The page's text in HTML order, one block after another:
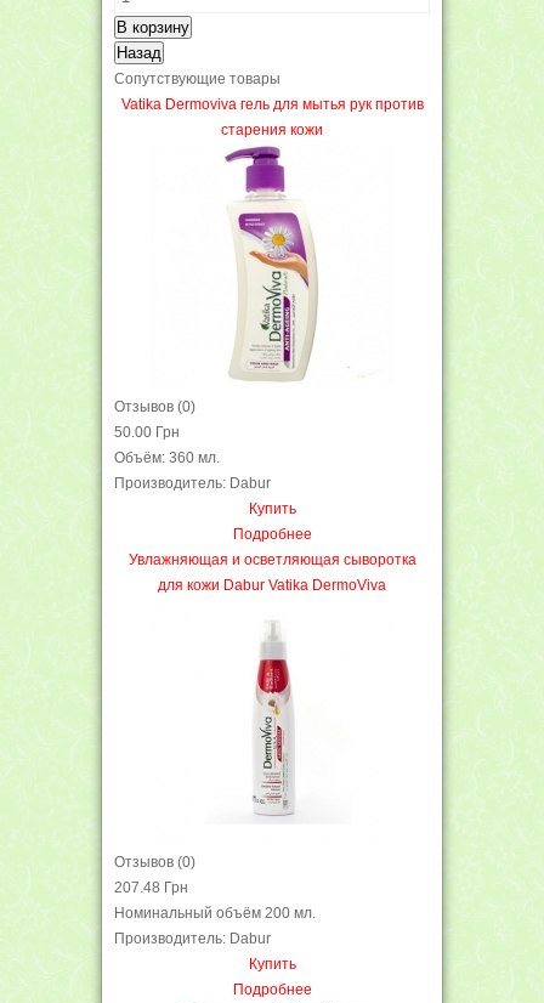
Сопутствующие товары
Vatika Dermoviva гель для мытья рук против
старения кожи
Отзывов (0)
50.00 Грн
Объём: 360 мл.
Производитель: Dabur
Купить
Подробнее
Увлажняющая и осветляющая сыворотка
для кожи Dabur Vatika DermoViva
Отзывов (0)
207.48 Грн
Номинальный объём 200 мл.
Производитель: Dabur
Купить
Подробнее